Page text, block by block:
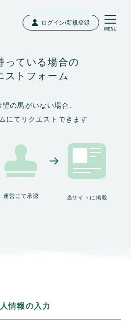
ログイン/新規登録
っている場合の
ストフォーム
望の馬がいない場合、
にてリクエストできます
運営にて承認 当サイトに掲載
情報の入力